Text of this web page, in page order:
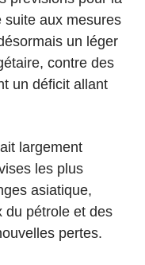
suite aux mesures
un léger
contre des
un déficit allant
largement
les plus
asiatique,
du pétrole et des
pertes.